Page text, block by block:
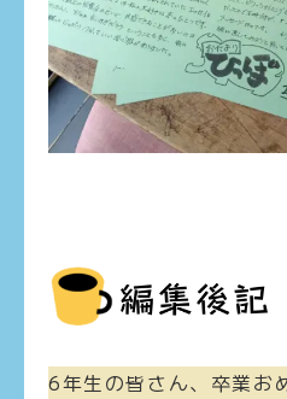
6年生の皆さん、卒業お